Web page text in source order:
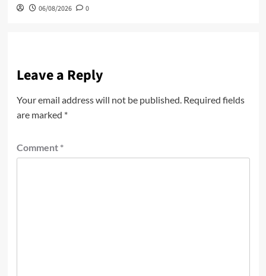
06/08/2026 0
Leave a Reply
Your email address will not be published. Required fields
are marked *
Comment *